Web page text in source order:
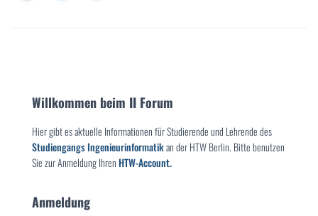
Willkommen beim II Forum
Hier gibt es aktuelle Informationen für Studierende und Lehrende des
Studiengangs Ingenieurinformatikan der HTW Berlin. Bitte benutzen
Sie zur Anmeldung IhrenHTW-Account.
Anmeldung